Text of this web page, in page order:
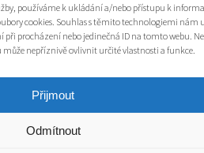
používáme k ukládání a/nebo přístupu k
cookies. Souhlas s těmito technologiemi nám
při procházení nebo jedinečná ID na tomto webu.
může nepříznivě ovlivnit určité vlastnosti a funkce.
Přijmout
Odmítnout